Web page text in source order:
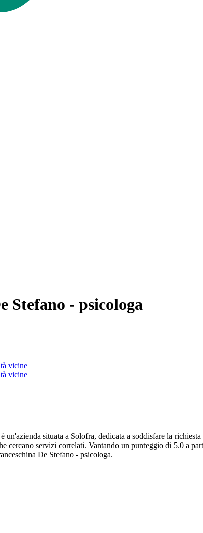
Stefano - psicologa
vicine
vicine
un'azienda situata a Solofra, dedicata a soddisfare la
cercano servizi correlati. Vantando un punteggio di 5.0 a
De Stefano - psicologa.